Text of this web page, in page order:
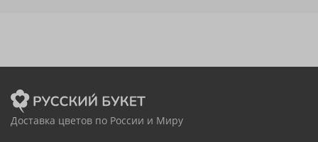
Доставка цветов по России и Миру